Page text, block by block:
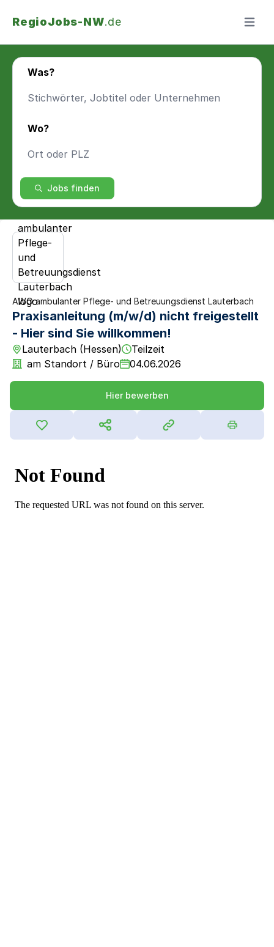
RegioJobs-NW.de Menü
Was?
Wo?
Jobs finden
AWO ambulanter Pflege- und Betreuungsdienst Lauterbach
Praxisanleitung (m/w/d) nicht freigestellt
- Hier sind Sie willkommen!
Lauterbach (Hessen)
Teilzeit
am Standort / Büro
04.06.2026
Hier bewerben